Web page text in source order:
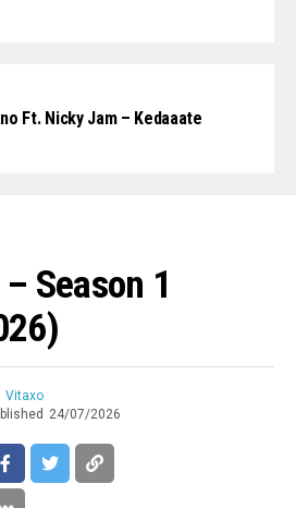
Ft. Nicky Jam – Kedaaate
Season 1
Vitaxo
24/07/2026